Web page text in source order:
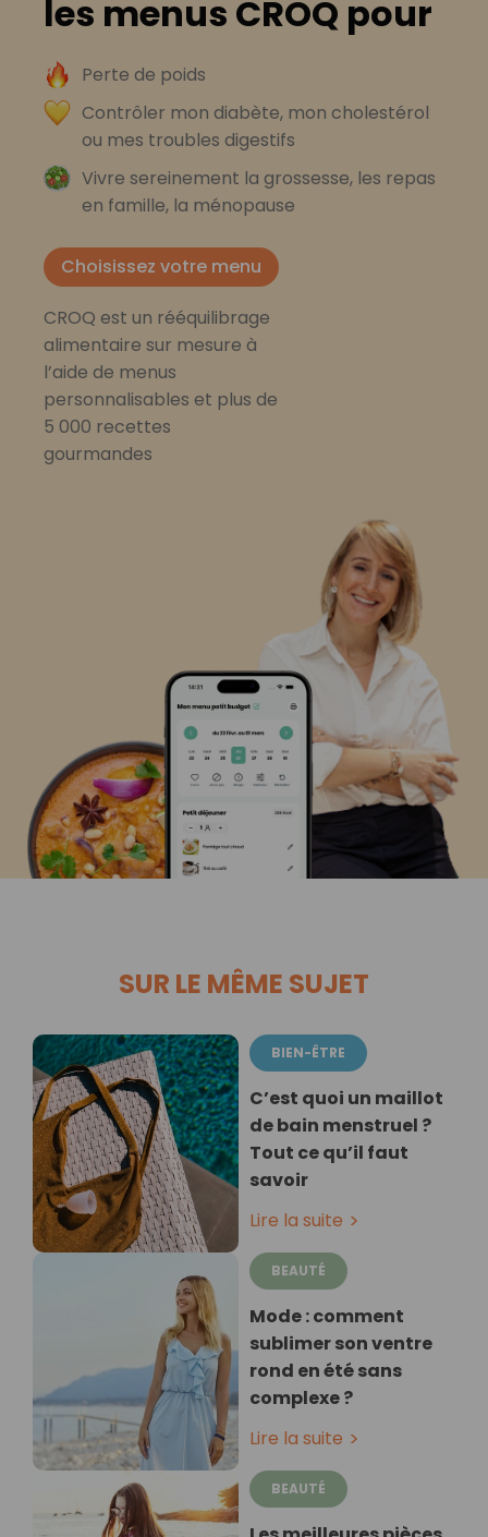
les menus CROQ pour
Perte de poids
Contrôler mon diabète, mon cholestérol
ou mes troubles digestifs
Vivre sereinement la grossesse, les repas
en famille, la ménopause
Choisissez votre menu
CROQ est un rééquilibrage
alimentaire sur mesure à
l’aide de menus
personnalisables et plus de
5 000 recettes
gourmandes
SUR LE MÊME SUJET
BIEN-ÊTRE
C’est quoi un maillot
de bain menstruel ?
Tout ce qu’il faut
savoir
Lire la suite
BEAUTÉ
Mode : comment
sublimer son ventre
rond en été sans
complexe ?
Lire la suite
BEAUTÉ